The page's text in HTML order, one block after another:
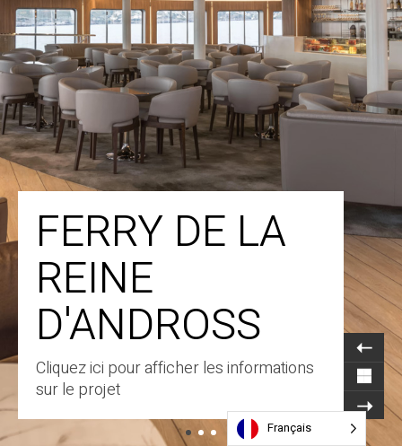
FERRY DE LA
REINE
D'ANDROSS
Cliquez ici pour afficher les informations
sur le projet
Français